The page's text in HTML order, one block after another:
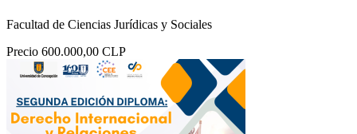
Facultad de Ciencias Jurídicas y Sociales
Precio 600.000,00 CLP